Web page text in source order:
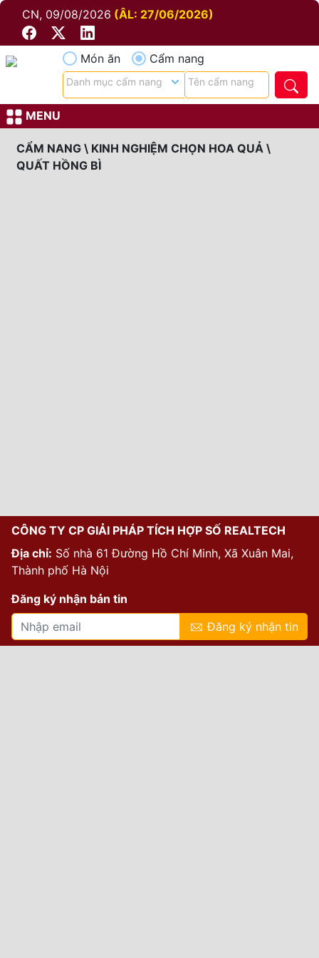
CN, 09/08/2026 (ÂL: 27/06/2026)
Món ăn Cẩm nang
MENU
CẨM NANG \ KINH NGHIỆM CHỌN HOA QUẢ \
QUẤT HỒNG BÌ
CÔNG TY CP GIẢI PHÁP TÍCH HỢP SỐ REALTECH
Địa chỉ: Số nhà 61 Đường Hồ Chí Minh, Xã Xuân Mai,
Thành phố Hà Nội
Đăng ký nhận bản tin
Đăng ký nhận tin